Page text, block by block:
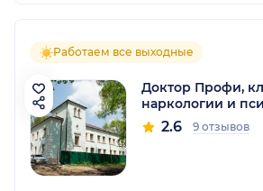
Работаем все выходные
Доктор Профи,
наркологии и
2.6 9 отзывов